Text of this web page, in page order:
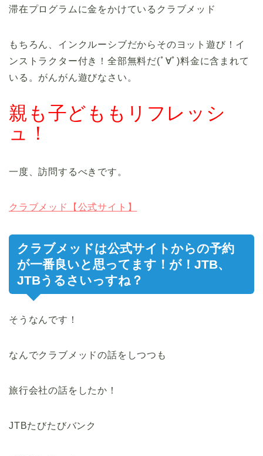
滞在プログラムに金をかけているクラブメッド
もちろん、インクルーシブだからそのヨット遊び！イ
ンストラクター付き！全部無料だ(ﾟ∀ﾟ)料金に含まれて
いる。がんがん遊びなさい。
親も子どももリフレッシ
ュ！
一度、訪問するべきです。
クラブメッド【公式サイト】
クラブメッドは公式サイトからの予約
が一番良いと思ってます！が！JTB、
JTBうるさいっすね？
そうなんです！
なんでクラブメッドの話をしつつも
旅行会社の話をしたか！
JTBたびたびバンク